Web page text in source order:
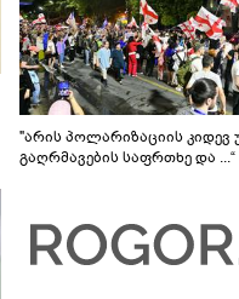
"არის პოლარიზაციის
გაღრმავების საფრთხე და ...“